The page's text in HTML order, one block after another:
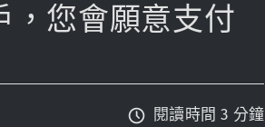
，您會願意支付
閱讀時間 3 分鐘